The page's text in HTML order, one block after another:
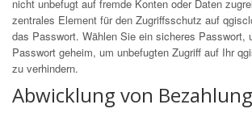
nicht unbefugt auf fremde Konten oder Daten
zentrales Element für den Zugriffsschutz auf
das Passwort. Wählen Sie ein sicheres Passwort,
Passwort geheim, um unbefugten Zugriff auf Ihr
zu verhindern.
Abwicklung von